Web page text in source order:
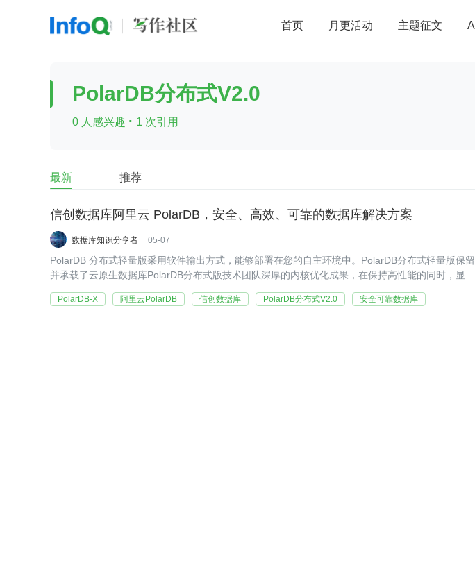
首页 月更活动 主题征文 AI
前端 AI 大数据 团队管理
查看更多
PolarDB分布式V2.0
0 人感兴趣 · 1 次引用
最新 推荐
信创数据库阿里云 PolarDB，安全、高效、可靠的数据库解决方案
数据库知识分享者 05-07
PolarDB 分布式轻量版采用软件输出方式，能够部署在您的自主环境中。PolarDB分布式轻量版保留
并承载了云原生数据库PolarDB分布式版技术团队深厚的内核优化成果，在保持高性能的同时，显著
PolarDB-X 阿里云PolarDB 信创数据库 PolarDB分布式V2.0 安全可靠数据库